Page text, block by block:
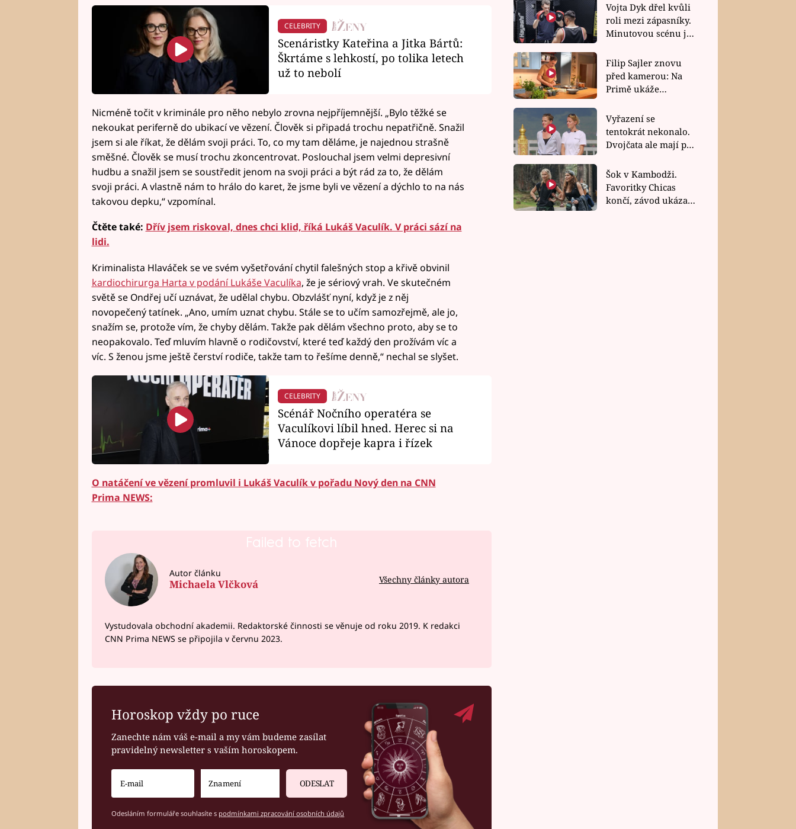
CELEBRITY
Scenáristky Kateřina a Jitka Bártů:
Škrtáme s lehkostí, po tolika letech
už to nebolí
Nicméně točit v kriminále pro něho nebylo zrovna nejpříjemnější. „Bylo těžké se
nekoukat periferně do ubikací ve vězení. Člověk si připadá trochu nepatřičně. Snažil
jsem si ale říkat, že dělám svoji práci. To, co my tam děláme, je najednou strašně
směšné. Člověk se musí trochu zkoncentrovat. Poslouchal jsem velmi depresivní
hudbu a snažil jsem se soustředit jenom na svoji práci a být rád za to, že dělám
svoji práci. A vlastně nám to hrálo do karet, že jsme byli ve vězení a dýchlo to na nás
takovou depku,“ vzpomínal.
Čtěte také: Dřív jsem riskoval, dnes chci klid, říká Lukáš Vaculík. V práci sází na
lidi.
Kriminalista Hlaváček se ve svém vyšetřování chytil falešných stop a křivě obvinil
kardiochirurga Harta v podání Lukáše Vaculíka, že je sériový vrah. Ve skutečném
světě se Ondřej učí uznávat, že udělal chybu. Obzvlášť nyní, když je z něj
novopečený tatínek. „Ano, umím uznat chybu. Stále se to učím samozřejmě, ale jo,
snažím se, protože vím, že chyby dělám. Takže pak dělám všechno proto, aby se to
neopakovalo. Teď mluvím hlavně o rodičovství, které teď každý den prožívám víc a
víc. S ženou jsme ještě čerství rodiče, takže tam to řešíme denně,“ nechal se slyšet.
CELEBRITY
Scénář Nočního operatéra se
Vaculíkovi líbil hned. Herec si na
Vánoce dopřeje kapra i řízek
O natáčení ve vězení promluvil i Lukáš Vaculík v pořadu Nový den na CNN
Prima NEWS:
Failed to fetch
Autor článku
Michaela Vlčková Všechny články autora
Vystudovala obchodní akademii. Redaktorské činnosti se věnuje od roku 2019. K redakci
CNN Prima NEWS se připojila v červnu 2023.
Horoskop vždy po ruce
Zanechte nám váš e-mail a my vám budeme zasílat
pravidelný newsletter s vaším horoskopem.
ODESLAT
Odesláním formuláře souhlasíte s podmínkami zpracování osobních údajů
Vojta Dyk dřel kvůli
roli mezi zápasníky.
Minutovou scénu jel
Filip Sajler znovu
před kamerou: Na
Primě ukáže
rychlé recepty
Vyřazení se
tentokrát nekonalo.
Dvojčata ale mají po
závodu nůž na krku
Šok v Kambodži.
Favoritky Chicas
končí, závod ukázal